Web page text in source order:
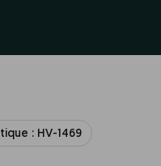
: HV-1469